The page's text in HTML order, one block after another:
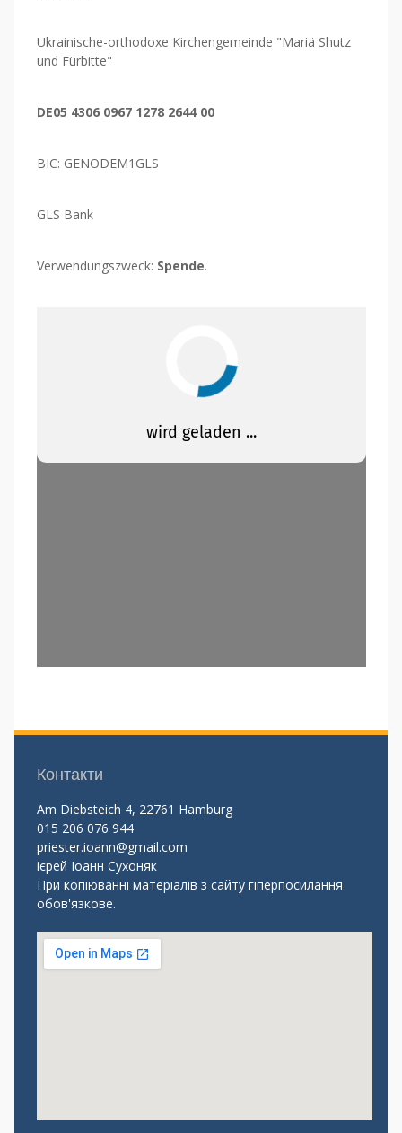
Ukrainische-orthodoxe Kirchengemeinde "Mariä Shutz
und Fürbitte"
DE05 4306 0967 1278 2644 00
BIC: GENODEM1GLS
GLS Bank
Verwendungszweck: Spende.
Контакти
Am Diebsteich 4, 22761 Hamburg
015 206 076 944
priester.ioann@gmail.com
ієрей Іоанн Сухоняк
При копіюванні матеріалів з сайту гіперпосилання
обов'язкове.